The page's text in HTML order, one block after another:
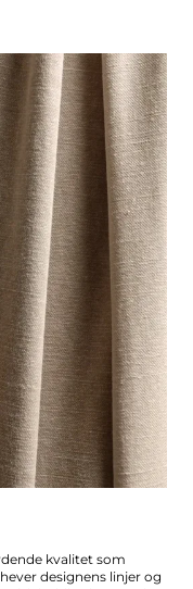
kvalitet som
designens linjer og